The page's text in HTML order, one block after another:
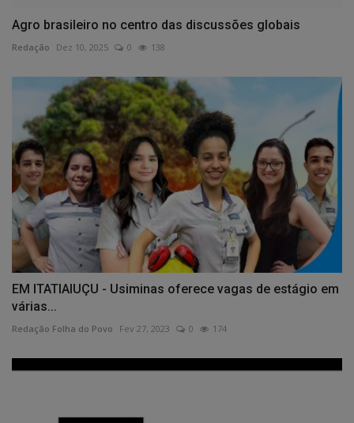
Agro brasileiro no centro das discussões globais
Redação Dez 10, 2025 0 138
EM ITATIAIUÇU - Usiminas oferece vagas de estágio em
várias...
Redação Folha do Povo Fev 27, 2023 0 174